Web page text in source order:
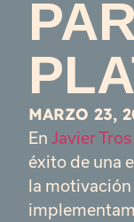
MARZO 23,
EnJavier Tros
éxito de una
la motivación